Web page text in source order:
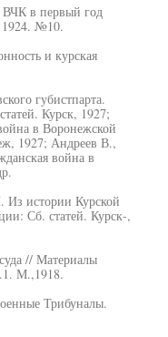
в первый год
1924. №10.
и курская
губистпарта.
Курск, 1927;
в Воронежской
1927; Андреев В.,
война в
истории Курской
Сб. статей. Курск-,
// Материалы
М.,1918.
Трибуналы.